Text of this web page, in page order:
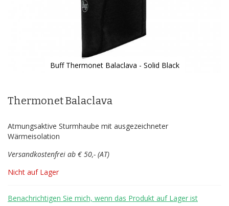
Buff Thermonet Balaclava - Solid Black
der
Thermonet Balaclava
Atmungsaktive Sturmhaube mit ausgezeichneter
Wärmeisolation
Versandkostenfrei ab € 50,- (AT)
Nicht auf Lager
Benachrichtigen Sie mich, wenn das Produkt auf Lager ist